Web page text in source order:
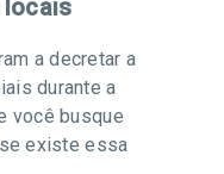
locais
a decretar a
durante a
você busque
existe essa